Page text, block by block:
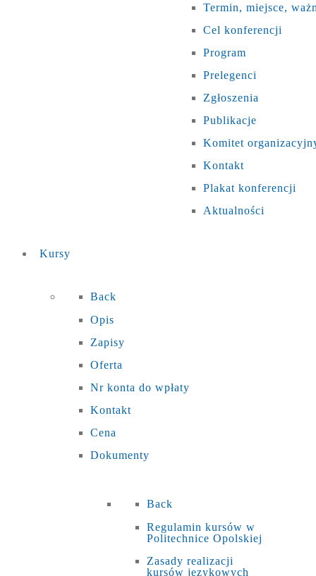
Termin, miejsce,
Cel konferencji
Program
Prelegenci
Zgłoszenia
Publikacje
Komitet
Kontakt
Plakat konferencji
Aktualności
Kursy
Back
Opis
Zapisy
Oferta
Nr konta do wpłaty
Kontakt
Cena
Dokumenty
Back
Regulamin kursów w
Politechnice Opolskiej
Zasady realizacji
kursów językowych